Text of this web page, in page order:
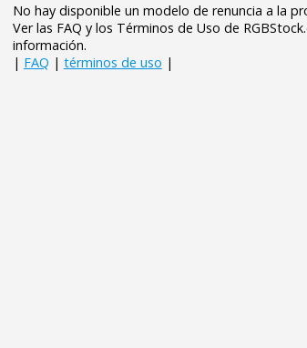
No hay disponible un modelo de renuncia a la
Ver las FAQ y los Términos de Uso de
información.
| FAQ | términos de uso |